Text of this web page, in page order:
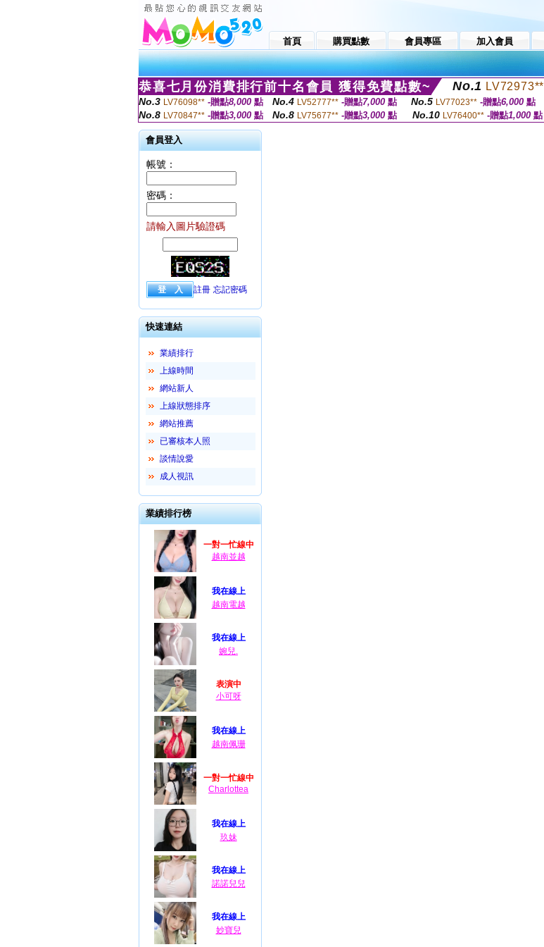
首頁 購買點數 會員專區 加入會員
恭喜七月份消費排行前十名會員 獲得免費點數~ No.1 LV72973**
No.3 LV76098** -贈點8,000 點 No.4 LV52777** -贈點7,000 點 No.5 LV77023** -贈點6,000點
No.8 LV70847** -贈點3,000 點 No.8 LV75677** -贈點3,000 點 No.10 LV76400** -贈點1,000點
會員登入
帳號：
密碼：
請輸入圖片驗證碼
註冊 忘記密碼
快速連結
業績排行
上線時間
網站新人
上線狀態排序
網站推薦
已審核本人照
談情說愛
成人視訊
業績排行榜
一對一忙線中
越南並越
我在線上
越南電越
我在線上
婉兒.
表演中
小可呀
我在線上
越南佩珊
一對一忙線中
Charlottea
我在線上
玖妹
我在線上
諾諾兒兒
我在線上
妙寶兒